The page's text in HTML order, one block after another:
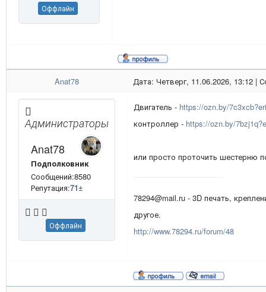
Оффлайн
Anat78 Дата: Четверг, 11.06.2026, 13:12 |
Администраторы
Anat78
Подполковник
Сообщений:8580
Репутация:71±
Оффлайн
Двигатель - https://ozn.by/
контроллер - https://ozn.by/
или просто проточить шестерню
78294@mail.ru - 3D печать,
другое.
http://www.78294.ru/forum/48